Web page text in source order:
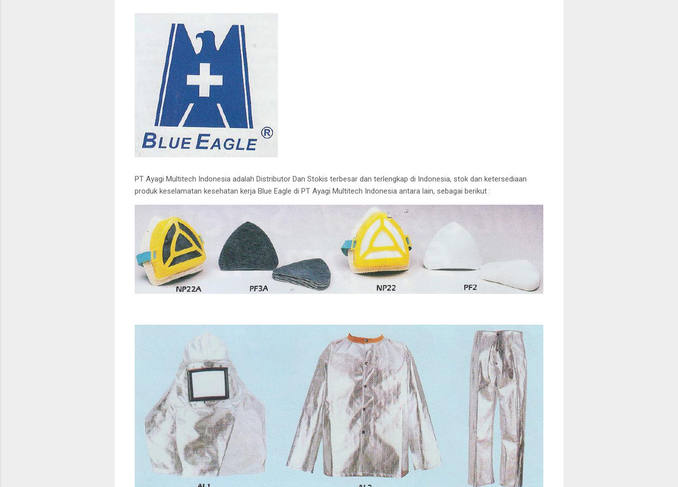
PT Ayagi Multitech Indonesia adalah Distributor Dan Stokis terbesar dan terlengkap di Indonesia, stok dan ketersediaan
produk keselamatan kesehatan kerja Blue Eagle di PT Ayagi Multitech Indonesia antara lain, sebagai berikut :